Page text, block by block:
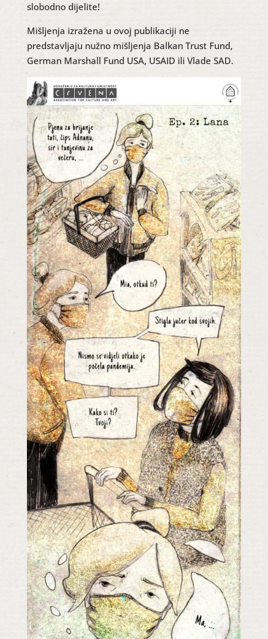
slobodno dijelite!
Mišljenja izražena u ovoj publikaciji ne
predstavljaju nužno mišljenja Balkan Trust Fund,
German Marshall Fund USA, USAID ili Vlade SAD.